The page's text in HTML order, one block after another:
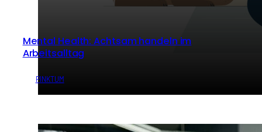
Mental Health: Achtsam handeln im
Arbeitsalltag
PINKTUM